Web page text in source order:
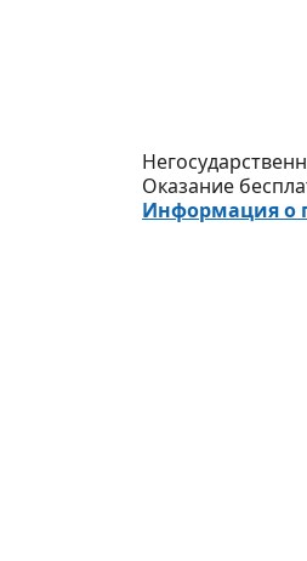
Оказание
Информация о